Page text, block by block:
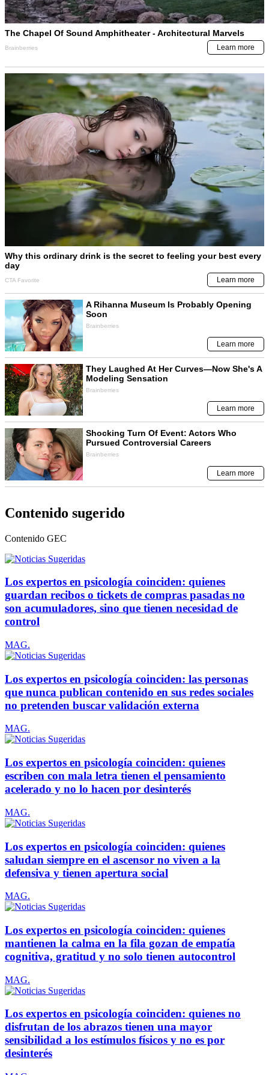
Contenido sugerido
Contenido GEC
Los expertos en psicología coinciden: quienes
guardan recibos o tickets de compras pasadas no
son acumuladores, sino que tienen necesidad de
control
MAG.
Los expertos en psicología coinciden: las personas
que nunca publican contenido en sus redes sociales
no pretenden buscar validación externa
MAG.
Los expertos en psicología coinciden: quienes
escriben con mala letra tienen el pensamiento
acelerado y no lo hacen por desinterés
MAG.
Los expertos en psicología coinciden: quienes
saludan siempre en el ascensor no viven a la
defensiva y tienen apertura social
MAG.
Los expertos en psicología coinciden: quienes
mantienen la calma en la fila gozan de empatía
cognitiva, gratitud y no solo tienen autocontrol
MAG.
Los expertos en psicología coinciden: quienes no
disfrutan de los abrazos tienen una mayor
sensibilidad a los estímulos físicos y no es por
desinterés